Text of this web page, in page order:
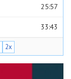
25:57
33:43
2x